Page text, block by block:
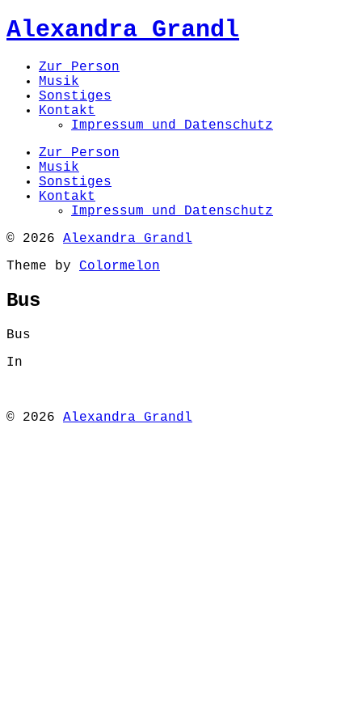
Alexandra Grandl
Zur Person
Musik
Sonstiges
Kontakt
Impressum und Datenschutz
Zur Person
Musik
Sonstiges
Kontakt
Impressum und Datenschutz
© 2026 Alexandra Grandl
Theme by Colormelon
Bus
Bus
In
© 2026 Alexandra Grandl